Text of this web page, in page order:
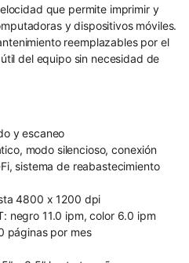
que permite imprimir y
y dispositivos móviles.
reemplazables por el
del equipo sin necesidad de
y escaneo
modo silencioso, conexión
sistema de reabastecimiento
4800 x 1200 dpi
negro 11.0 ipm, color 6.0 ipm
páginas por mes